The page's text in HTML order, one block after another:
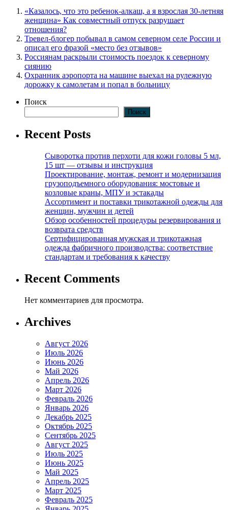
«Казалось, что это ребенок-алкаш, а я взрослая 30-летняя
женщина» Как совместный отпуск разрушает
отношения?
Тревел-блогер побывал в самом северном селе России и
описал его фразой «место без отзывов»
Россиянам раскрыли стоимость поездок к северному
сиянию
Охранник аэропорта на машине выехал на рулежную
дорожку к самолетам и попал в больницу
Поиск
Поиск
Recent Posts
Сыворотка против перхоти для кожи головы 5 мл,
15 шт — отзывы и инструкция
Проектирование, монтаж, ремонт и модернизация
грузоподъемного оборудования: мостовые и
козловые краны, МПУ и эстакады
Ассортимент и поставки трикотажной одежды для
женщин, мужчин и детей
Обзор особенностей процедуры резервирования и
возврата средств
Сертифицированная мужская и трикотажная
одежда фабричного производства: соответствие
стандартам и требования к качеству
Recent Comments
Нет комментариев для просмотра.
Archives
Август 2026
Июль 2026
Июнь 2026
Май 2026
Апрель 2026
Март 2026
Февраль 2026
Январь 2026
Декабрь 2025
Октябрь 2025
Сентябрь 2025
Август 2025
Июль 2025
Июнь 2025
Май 2025
Апрель 2025
Март 2025
Февраль 2025